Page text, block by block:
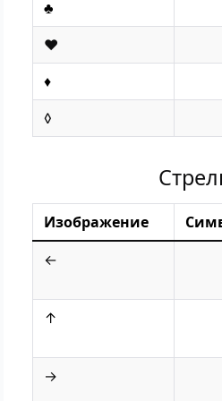
♣
♥
♦
◊
Изображение
←
↑
→